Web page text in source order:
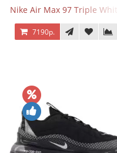
Nike Air Max 97 Triple White
7190р.